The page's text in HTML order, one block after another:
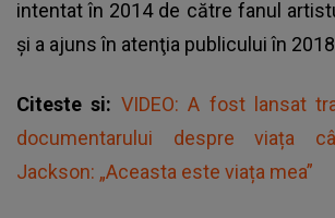
intentat în 2014 de către fanul
şi a ajuns în atenţia publicului în
Citeste si: VIDEO: A fost lansat
documentarului despre viața
Jackson: „Aceasta este viața mea”